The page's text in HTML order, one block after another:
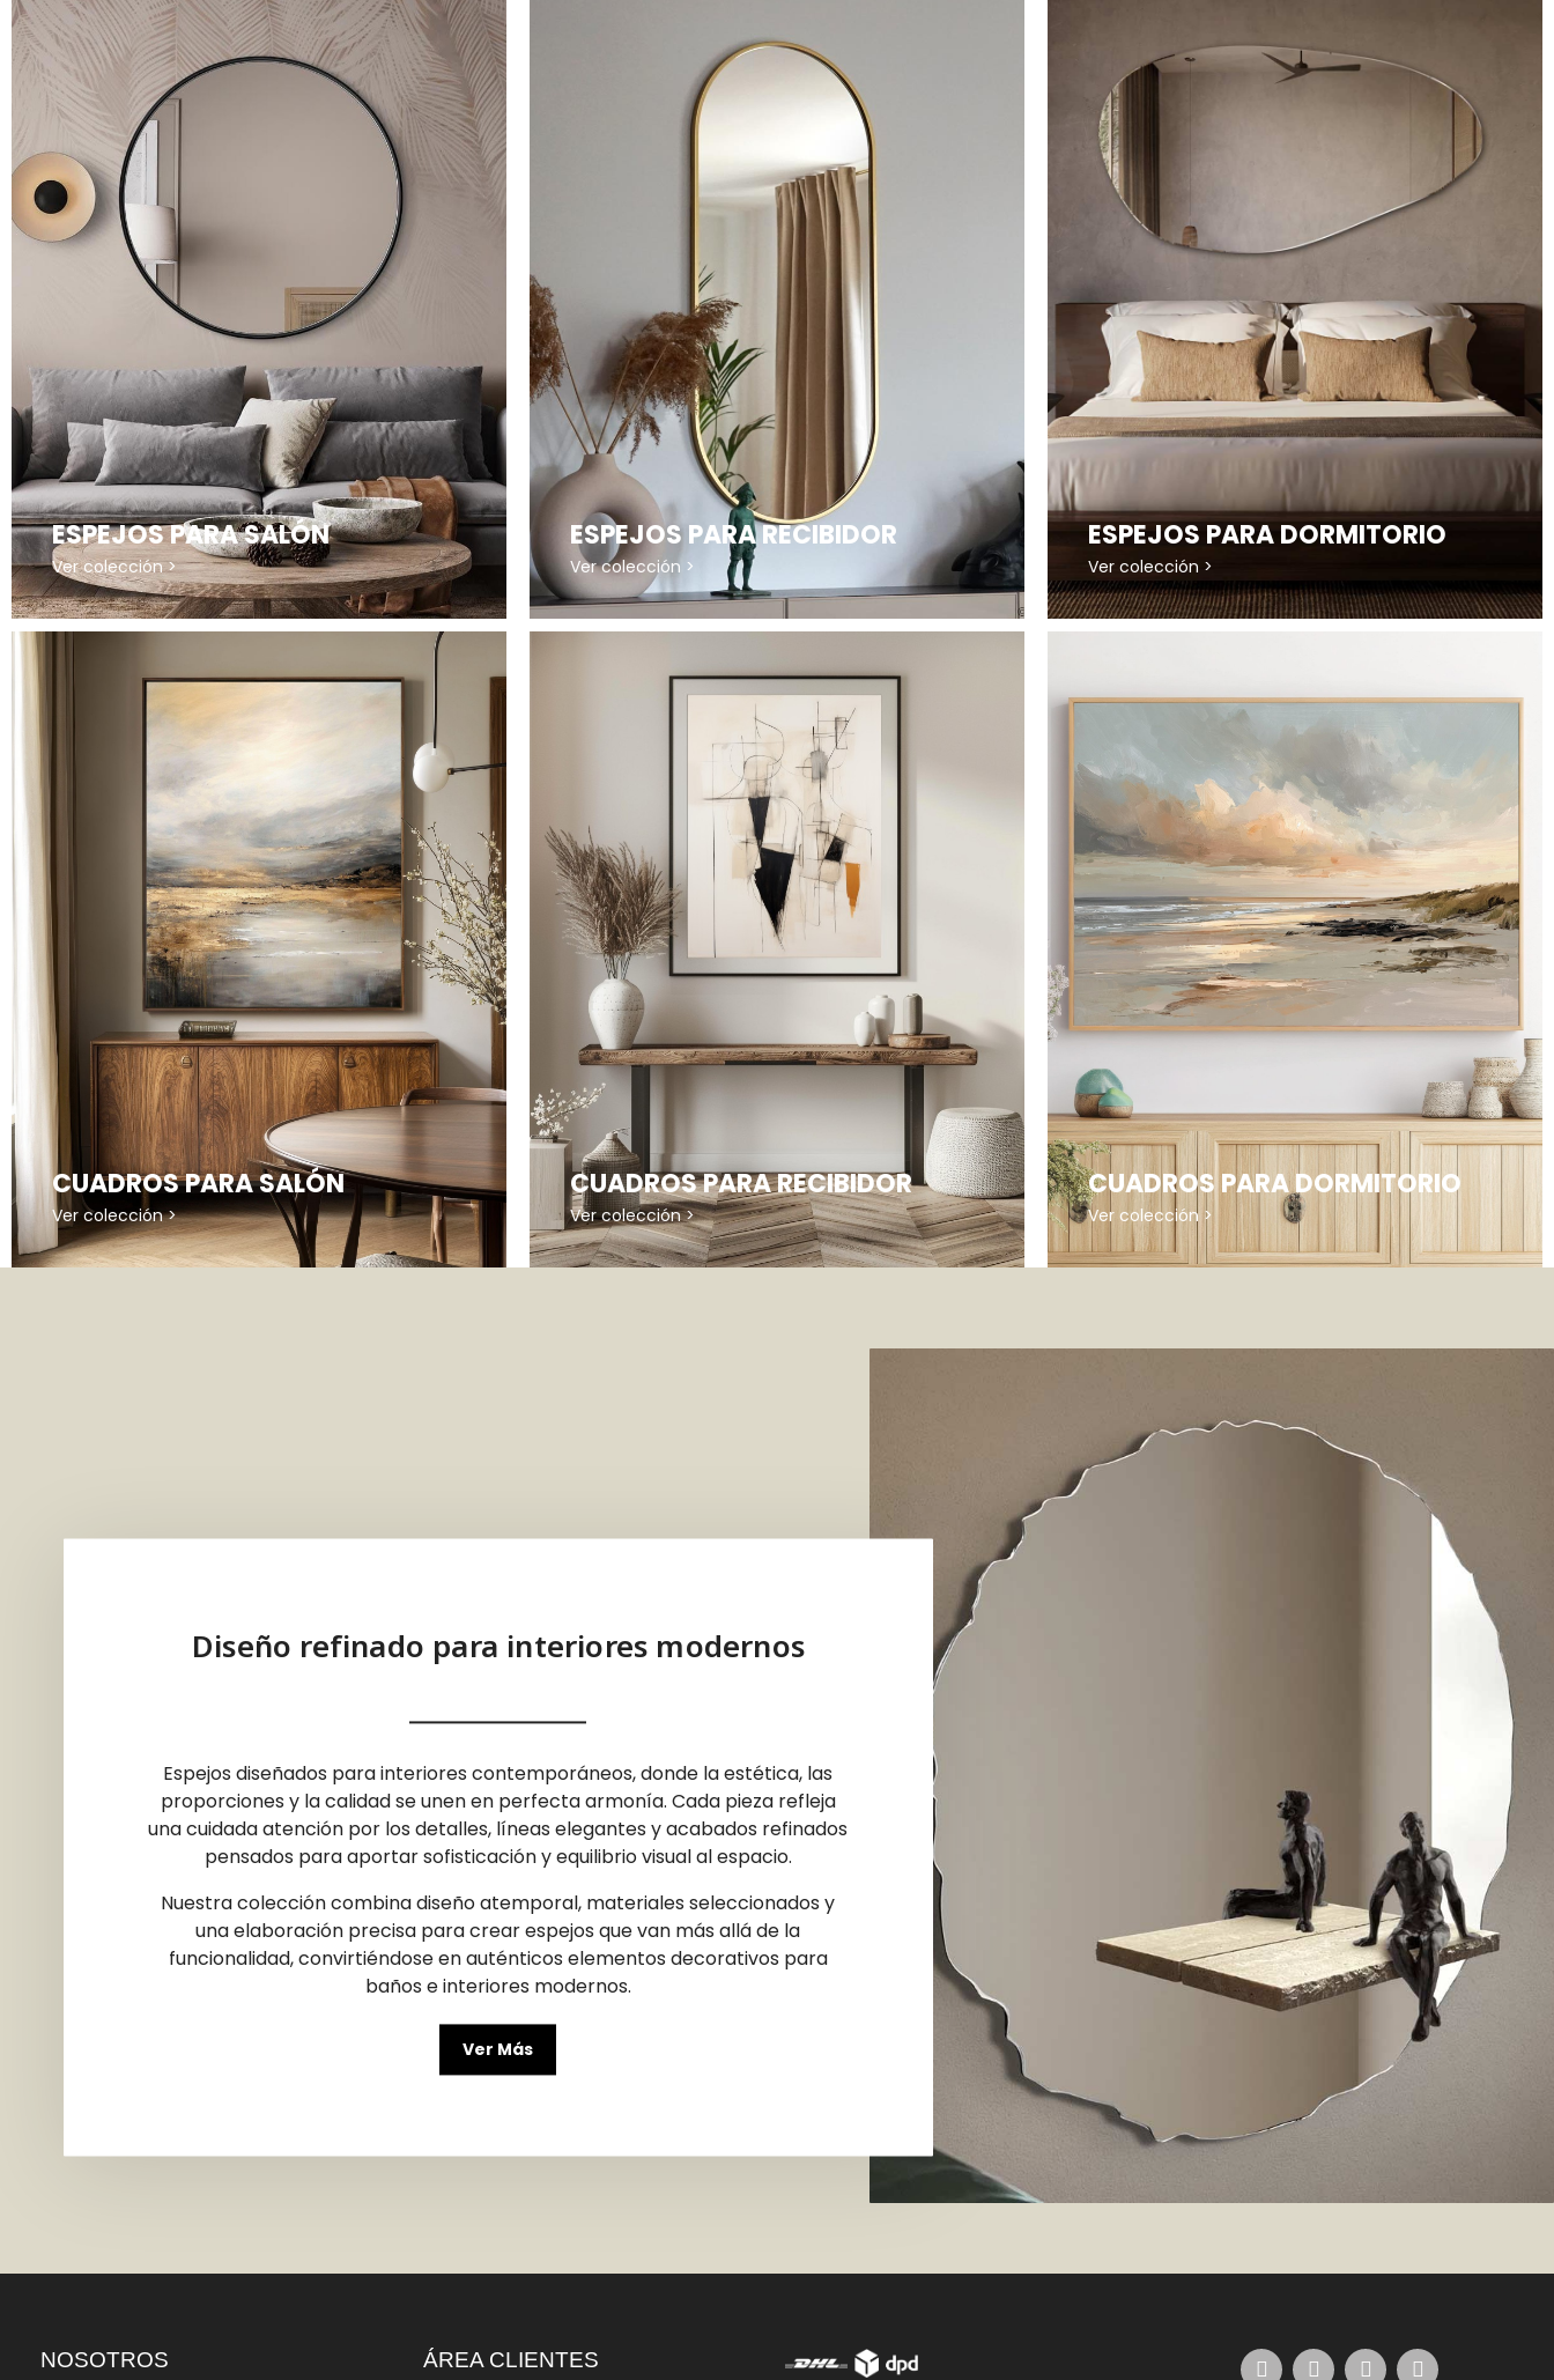
ESPEJOS PARA SALÓN
Ver colección >
ESPEJOS PARA RECIBIDOR
Ver colección >
ESPEJOS PARA DORMITORIO
Ver colección >
CUADROS PARA SALÓN
Ver colección >
CUADROS PARA RECIBIDOR
Ver colección >
CUADROS PARA DORMITORIO
Ver colección >
Diseño refinado para interiores modernos
Espejos diseñados para interiores contemporáneos, donde la estética, las
proporciones y la calidad se unen en perfecta armonía. Cada pieza refleja
una cuidada atención por los detalles, líneas elegantes y acabados refinados
pensados para aportar sofisticación y equilibrio visual al espacio.
Nuestra colección combina diseño atemporal, materiales seleccionados y
una elaboración precisa para crear espejos que van más allá de la
funcionalidad, convirtiéndose en auténticos elementos decorativos para
baños e interiores modernos.
Ver Más
NOSOTROS ÁREA CLIENTES